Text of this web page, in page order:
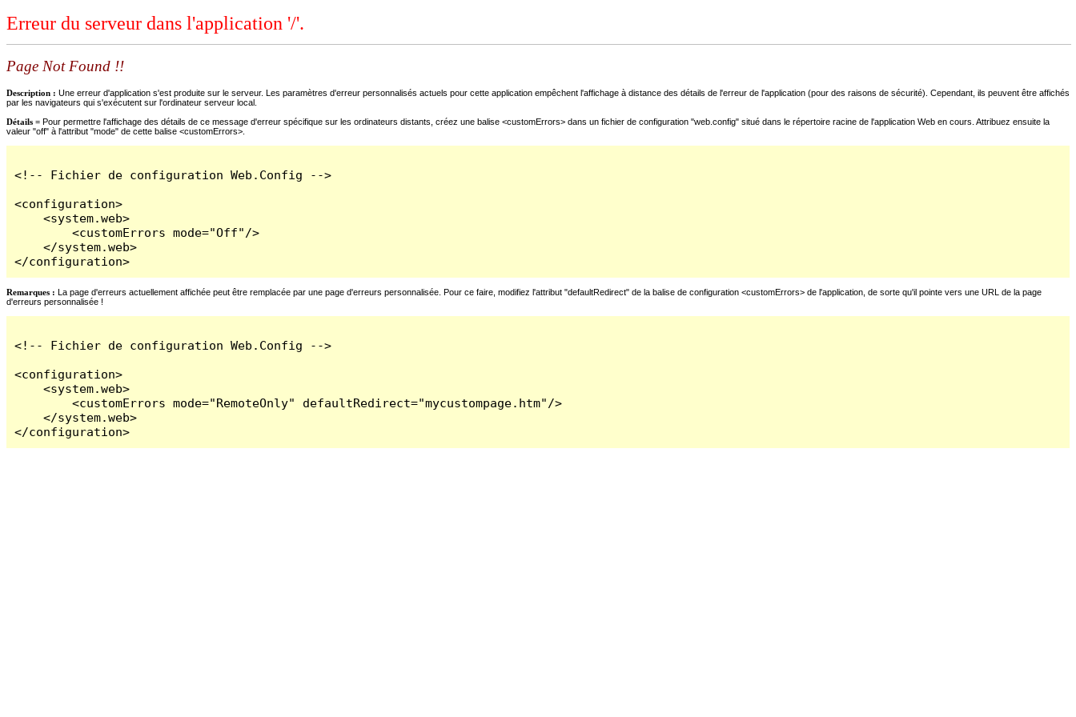
Erreur du serveur dans l'application '/'.
Page Not Found !!
Description : Une erreur d'application s'est produite sur le serveur. Les paramètres d'erreur personnalisés actuels pour cette application empêchent l'affichage à distance des détails de l'erreur de l'application (pour des raisons de sécurité). Cependant, ils peuvent être affichés
par les navigateurs qui s'exécutent sur l'ordinateur serveur local.
Détails = Pour permettre l'affichage des détails de ce message d'erreur spécifique sur les ordinateurs distants, créez une balise <customErrors> dans un fichier de configuration "web.config" situé dans le répertoire racine de l'application Web en cours. Attribuez ensuite la
valeur "off" à l'attribut "mode" de cette balise <customErrors>.
<!-- Fichier de configuration Web.Config -->
<configuration>
    <system.web>
        <customErrors mode="Off"/>
    </system.web>
</configuration>
Remarques : La page d'erreurs actuellement affichée peut être remplacée par une page d'erreurs personnalisée. Pour ce faire, modifiez l'attribut "defaultRedirect" de la balise de configuration <customErrors> de l'application, de sorte qu'il pointe vers une URL de la page
d'erreurs personnalisée !
<!-- Fichier de configuration Web.Config -->
<configuration>
    <system.web>
        <customErrors mode="RemoteOnly" defaultRedirect="mycustompage.htm"/>
    </system.web>
</configuration>